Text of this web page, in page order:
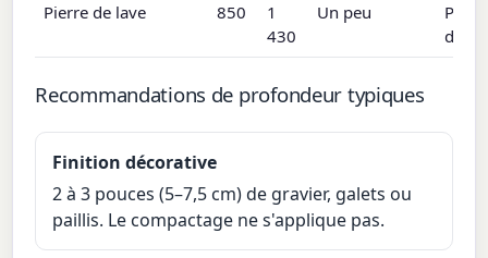
Pierre de lave
850
1
430
Un peu
Recommandations de profondeur typiques
Finition décorative
2 à 3 pouces (5–7,5 cm) de gravier, galets ou
paillis. Le compactage ne s'applique pas.